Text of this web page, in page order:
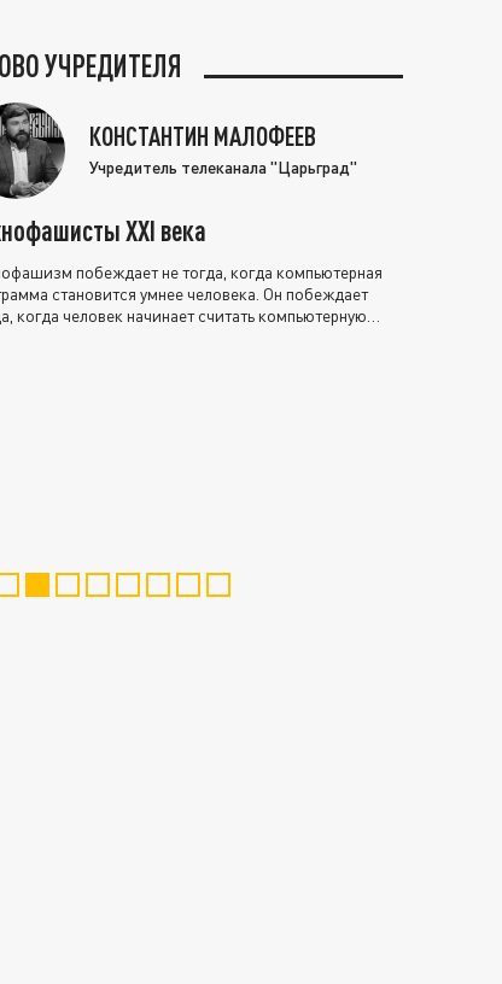
УЧРЕДИТЕЛЯ
КОНСТАНТИН МАЛОФЕЕВ
Учредитель телеканала "Царьград"
XXI века
побеждает не тогда, когда компьютерная
становится умнее человека. Он побеждает
когда человек начинает считать компьютерную